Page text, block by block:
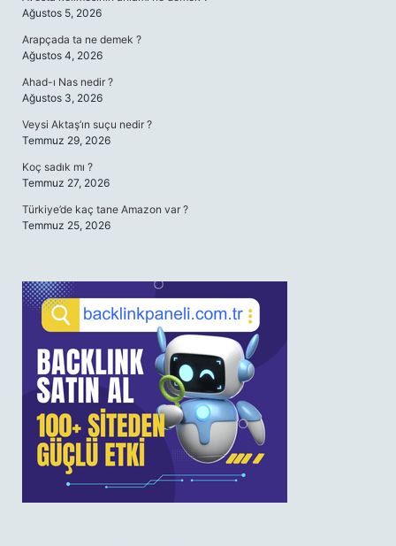
Ağustos 5, 2026
Arapçada ta ne demek ?
Ağustos 4, 2026
Ahad-ı Nas nedir ?
Ağustos 3, 2026
Veysi Aktaş’ın suçu nedir ?
Temmuz 29, 2026
Koç sadık mı ?
Temmuz 27, 2026
Türkiye’de kaç tane Amazon var ?
Temmuz 25, 2026